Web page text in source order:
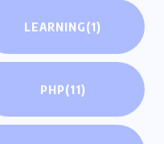
LEARNING(1)
PHP(11)